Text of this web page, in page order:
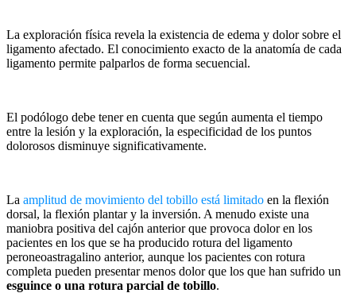
La exploración física revela la existencia de edema y dolor sobre el
ligamento afectado. El conocimiento exacto de la anatomía de cada
ligamento permite palparlos de forma secuencial.
El podólogo debe tener en cuenta que según aumenta el tiempo
entre la lesión y la exploración, la especificidad de los puntos
dolorosos disminuye significativamente.
La amplitud de movimiento del tobillo está limitado en la flexión
dorsal, la flexión plantar y la inversión. A menudo existe una
maniobra positiva del cajón anterior que provoca dolor en los
pacientes en los que se ha producido rotura del ligamento
peroneoastragalino anterior, aunque los pacientes con rotura
completa pueden presentar menos dolor que los que han sufrido un
esguince o una rotura parcial de tobillo.